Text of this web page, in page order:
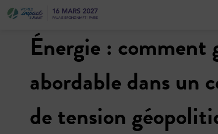
Énergie : comment
abordable dans un
de tension